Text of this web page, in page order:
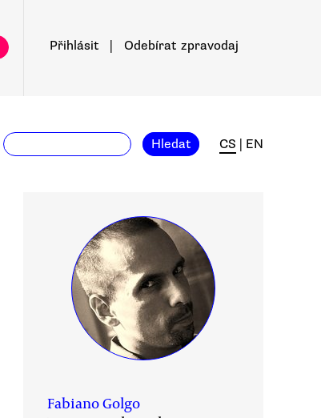
Přihlásit Odebírat zpravodaj
Hledat CS EN
Fabiano Golgo